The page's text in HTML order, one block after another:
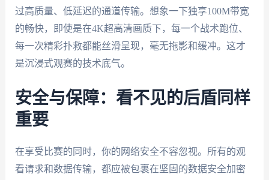
过高质量、低延迟的通道传输。想象一下独享100M带宽
的畅快，即使是在4K超高清画质下，每一个战术跑位、
每一次精彩扑救都能丝滑呈现，毫无拖影和缓冲。这才
是沉浸式观赛的技术底气。
安全与保障：看不见的后盾同样
重要
在享受比赛的同时，你的网络安全不容忽视。所有的观
看请求和数据传输，都应被包裹在坚固的数据安全加密